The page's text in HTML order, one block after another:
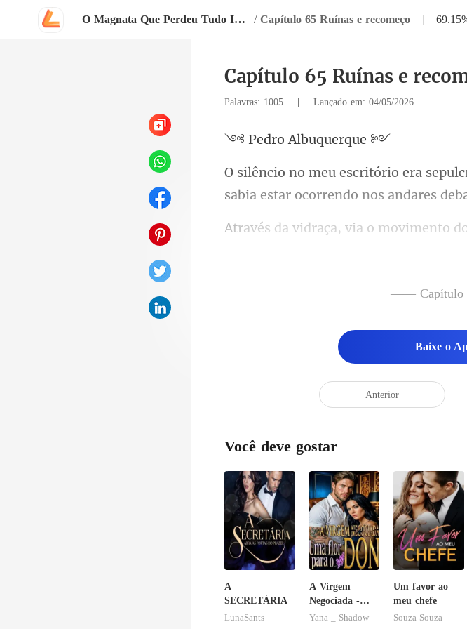
O Magnata Que Perdeu Tudo Inclusive Ela / Capítulo 65 Ruínas e recomeço |
Capítulo 65 Ruínas e
Palavras: 1005 | Lançado em: 04/05/2026
Albuqu
sa
—— Capítulo
Baixe o
Anterior
Você deve gostar
A
SECRETÁRIA
LunaSants
A Virgem
Negociada -
Uma flor para
Yana _ Shadow
Um favor ao
meu chefe
Souza Souza